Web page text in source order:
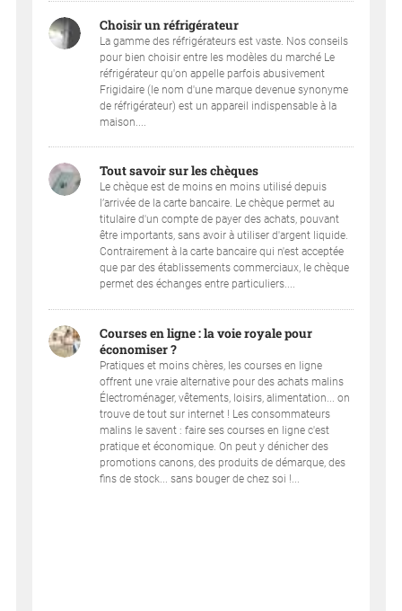
Choisir un réfrigérateur
La gamme des réfrigérateurs est vaste. Nos conseils
pour bien choisir entre les modèles du marché Le
réfrigérateur qu'on appelle parfois abusivement
Frigidaire (le nom d'une marque devenue synonyme
de réfrigérateur) est un appareil indispensable à la
maison....
Tout savoir sur les chèques
Le chèque est de moins en moins utilisé depuis
l’arrivée de la carte bancaire. Le chèque permet au
titulaire d'un compte de payer des achats, pouvant
être importants, sans avoir à utiliser d'argent liquide.
Contrairement à la carte bancaire qui n'est acceptée
que par des établissements commerciaux, le chèque
permet des échanges entre particuliers....
Courses en ligne : la voie royale pour
économiser ?
Pratiques et moins chères, les courses en ligne
offrent une vraie alternative pour des achats malins
Électroménager, vêtements, loisirs, alimentation... on
trouve de tout sur internet ! Les consommateurs
malins le savent : faire ses courses en ligne c'est
pratique et économique. On peut y dénicher des
promotions canons, des produits de démarque, des
fins de stock... sans bouger de chez soi !...